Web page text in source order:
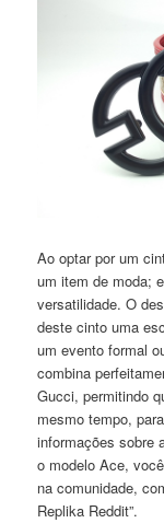
Ao optar por um
um item de moda;
versatilidade. O
deste cinto uma
um evento formal
combina
Gucci, permitindo
mesmo tempo,
informações sobre
o modelo Ace,
na comunidade,
Replika Reddit”.